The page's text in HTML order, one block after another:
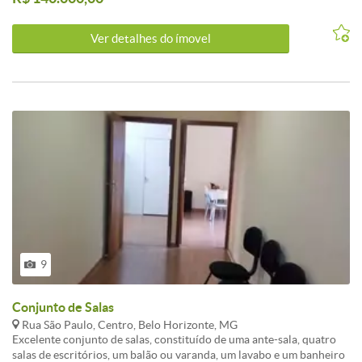
Ver detalhes do ímovel
9
Conjunto de Salas
Rua São Paulo, Centro, Belo Horizonte, MG
Excelente conjunto de salas, constituído de uma ante-sala, quatro
salas de escritórios, um balão ou varanda, um lavabo e um banheiro